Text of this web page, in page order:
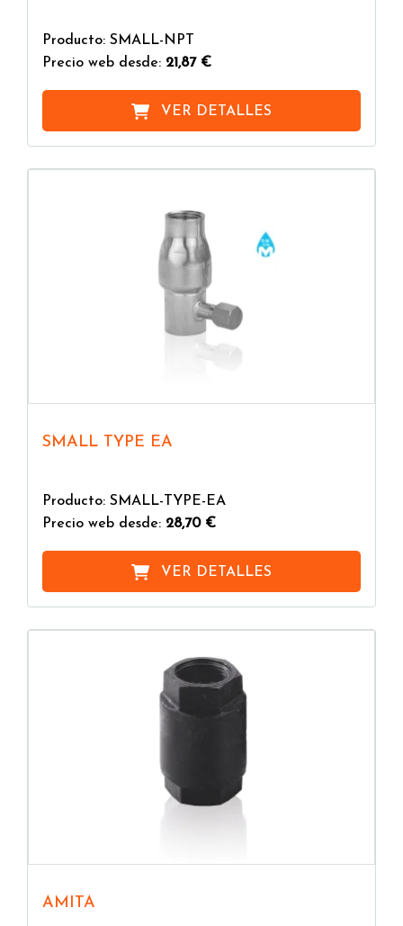
Producto: SMALL-NPT
Precio web desde: 21,87 €
VER DETALLES
SMALL TYPE EA
Producto: SMALL-TYPE-EA
Precio web desde: 28,70 €
VER DETALLES
AMITA